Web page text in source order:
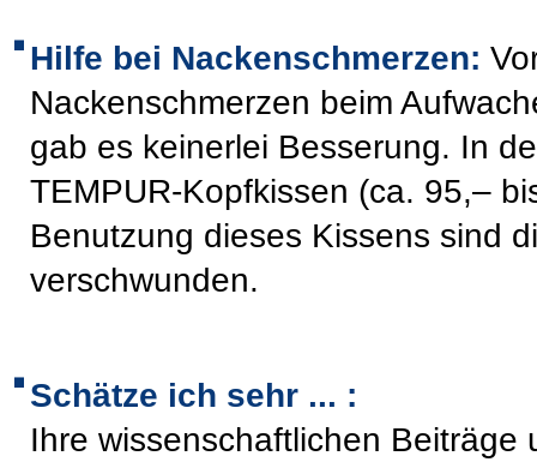
Hilfe bei Nackenschmerzen:
Nackenschmerzen beim
gab es keinerlei Besserung. In
TEMPUR-Kopfkissen (ca. 95,–
Benutzung dieses Kissens sind
verschwunden.
Schätze ich sehr ... :
Ihre wissenschaftlichen Beiträge